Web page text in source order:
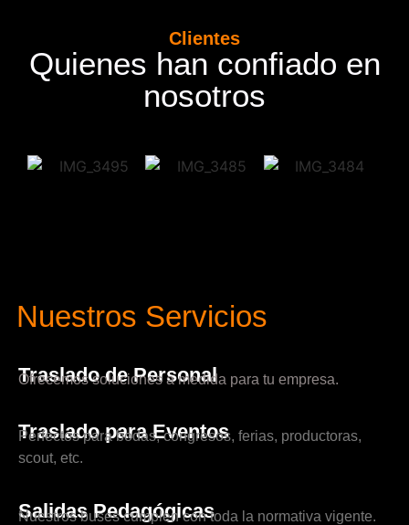
Clientes
Quienes han confiado en
nosotros
Nuestros Servicios
Traslado de Personal
Ofrecemos soluciones a medida para tu empresa.
Traslado para Eventos
Perfectos para bodas, congresos, ferias, productoras,
scout, etc.
Salidas Pedagógicas
Nuestros buses cumplen con toda la normativa vigente.